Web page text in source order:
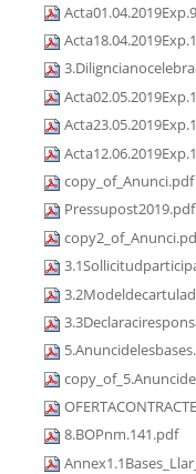
copy_of_Anunci.pdf
Pressupost2019.pdf
8.BOPnm.141.pdf